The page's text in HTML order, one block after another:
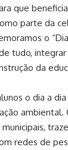
que
parte da
o
tudo,
da
o dia a
ambiental.
redes de